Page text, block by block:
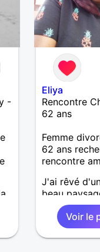
-
Eliya
Rencontre
62 ans
Femme
62 ans
rencontre
J'ai rêvé
beau
avait de
et le terrain
grand et
j'ai vu que
Voir le